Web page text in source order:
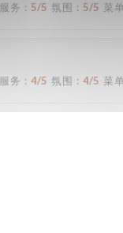
服务 : 5/5 氛围 : 5/5 菜单
服务 : 4/5 氛围 : 4/5 菜